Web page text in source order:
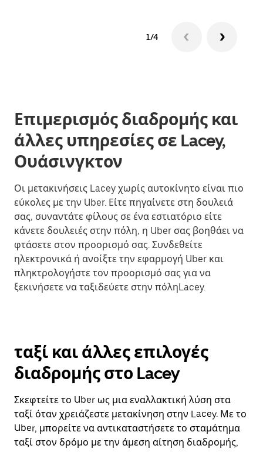
1/4
Επιμερισμός διαδρομής και
άλλες υπηρεσίες σε Lacey,
Ουάσινγκτον
Οι μετακινήσεις Lacey χωρίς αυτοκίνητο είναι πιο
εύκολες με την Uber. Είτε πηγαίνετε στη δουλειά
σας, συναντάτε φίλους σε ένα εστιατόριο είτε
κάνετε δουλειές στην πόλη, η Uber σας βοηθάει να
φτάσετε στον προορισμό σας. Συνδεθείτε
ηλεκτρονικά ή ανοίξτε την εφαρμογή Uber και
πληκτρολογήστε τον προορισμό σας για να
ξεκινήσετε να ταξιδεύετε στην πόληLacey.
ταξί και άλλες επιλογές
διαδρομής στο Lacey
Σκεφτείτε το Uber ως μια εναλλακτική λύση στα
ταξί όταν χρειάζεστε μετακίνηση στην Lacey. Με το
Uber, μπορείτε να αντικαταστήσετε το σταμάτημα
ταξί στον δρόμο με την άμεση αίτηση διαδρομής,